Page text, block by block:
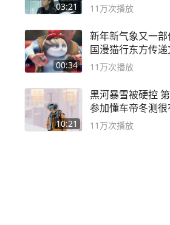
03:21 11万次播放
00:34
新年新气象又一
国漫猫行东方传
11万次播放
10:21
黑河暴雪被硬控
参加懂车帝冬测很
11万次播放